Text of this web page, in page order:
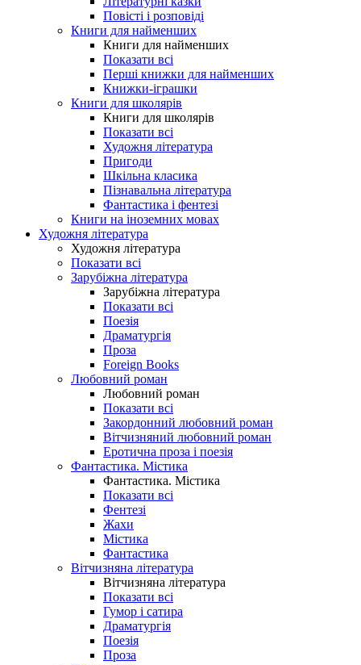
Повісті і розповіді
Книги для найменших
Книги для найменших
Показати всі
Перші книжки для найменших
Книжки-іграшки
Книги для школярів
Книги для школярів
Показати всі
Художня література
Пригоди
Шкільна класика
Пізнавальна література
Фантастика і фентезі
Книги на іноземних мовах
Художня література
Художня література
Показати всі
Зарубіжна література
Зарубіжна література
Показати всі
Поезія
Драматургія
Проза
Foreign Books
Любовний роман
Любовний роман
Показати всі
Закордонний любовний роман
Вітчизняний любовний роман
Еротична проза і поезія
Фантастика. Містика
Фантастика. Містика
Показати всі
Фентезі
Жахи
Містика
Фантастика
Вітчизняна література
Вітчизняна література
Показати всі
Гумор і сатира
Драматургія
Поезія
Проза